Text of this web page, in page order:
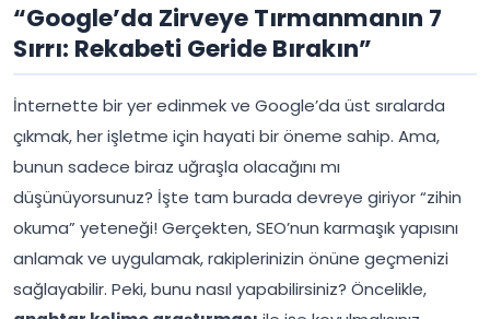
“Google’da Zirveye Tırmanmanın 7
Sırrı: Rekabeti Geride Bırakın”
İnternette bir yer edinmek ve Google’da üst sıralarda
çıkmak, her işletme için hayati bir öneme sahip. Ama,
bunun sadece biraz uğraşla olacağını mı
düşünüyorsunuz? İşte tam burada devreye giriyor “zihin
okuma” yeteneği! Gerçekten, SEO’nun karmaşık yapısını
anlamak ve uygulamak, rakiplerinizin önüne geçmenizi
sağlayabilir. Peki, bunu nasıl yapabilirsiniz? Öncelikle,